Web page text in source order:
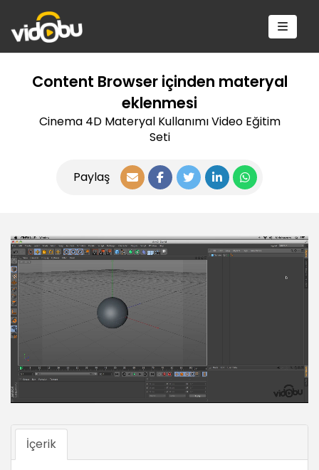
Content Browser içinden materyal
eklenmesi
Cinema 4D Materyal Kullanımı Video Eğitim
Seti
Paylaş
İçerik